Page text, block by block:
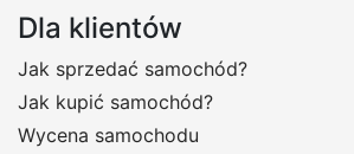
Dla klientów
Jak sprzedać samochód?
Jak kupić samochód?
Wycena samochodu